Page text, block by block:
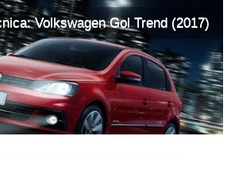
Volkswagen Gol Trend (2017)